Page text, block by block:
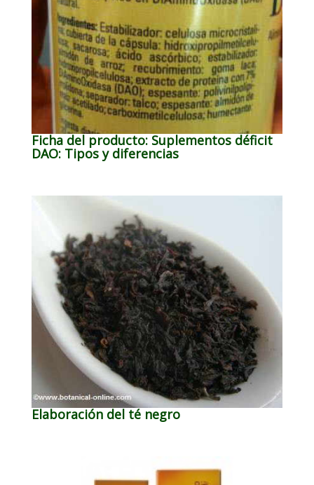
Ficha del producto: Suplementos déficit
DAO: Tipos y diferencias
Elaboración del té negro